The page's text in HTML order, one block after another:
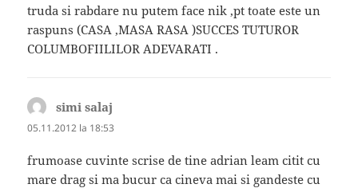
truda si rabdare nu putem face nik ,pt toate este un
raspuns (CASA ,MASA RASA )SUCCES TUTUROR
COLUMBOFIILILOR ADEVARATI .
simi salaj
05.11.2012 la 18:53
frumoase cuvinte scrise de tine adrian leam citit cu
mare drag si ma bucur ca cineva mai si gandeste cu